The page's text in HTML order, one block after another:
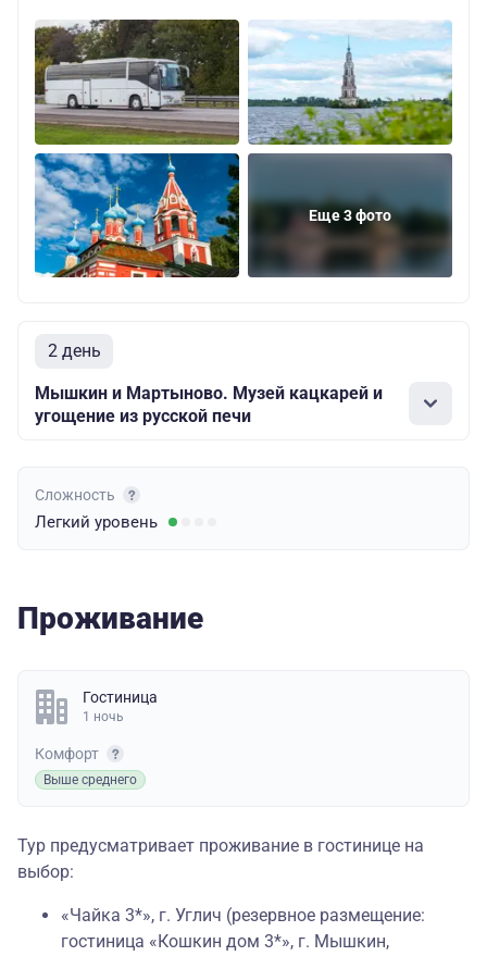
Еще 3 фото
2 день
Мышкин и Мартыново. Музей кацкарей и
угощение из русской печи
Сложность
Легкий уровень
Проживание
Гостиница
1 ночь
Комфорт
Выше среднего
Тур предусматривает проживание в гостинице на
выбор:
«Чайка 3*», г. Углич (резервное размещение:
гостиница «Кошкин дом 3*», г. Мышкин,